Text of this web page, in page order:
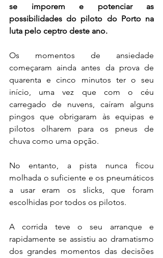
se imporem e potenciar as
possibilidades do piloto do Porto na
luta pelo ceptro deste ano.
Os momentos de ansiedade
começaram ainda antes da prova de
quarenta e cinco minutos ter o seu
início, uma vez que com o céu
carregado de nuvens, caíram alguns
pingos que obrigaram às equipas e
pilotos olharem para os pneus de
chuva como uma opção.
No entanto, a pista nunca ficou
molhada o suficiente e os pneumáticos
a usar eram os slicks, que foram
escolhidas por todos os pilotos.
A corrida teve o seu arranque e
rapidamente se assistiu ao dramatismo
dos grandes momentos das decisões